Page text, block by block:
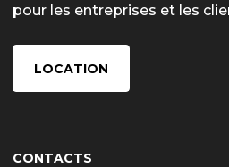
pour les entreprises et les
LOCATION
CONTACTS